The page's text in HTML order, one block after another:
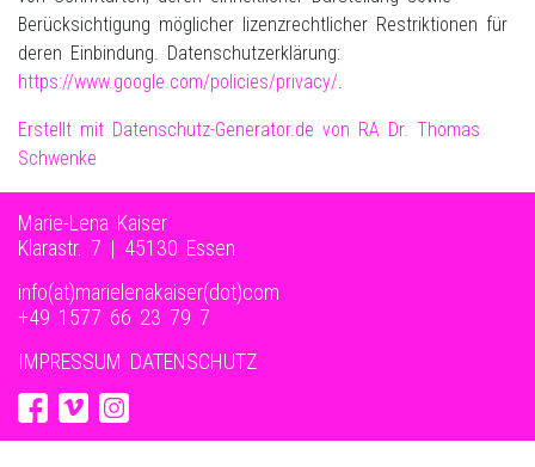
Berücksichtigung möglicher lizenzrechtlicher Restriktionen für
deren Einbindung. Datenschutzerklärung:
https://www.google.com/policies/privacy/.
Erstellt mit Datenschutz-Generator.de von RA Dr. Thomas
Schwenke
Marie-Lena Kaiser
Klarastr. 7 | 45130 Essen
info(at)marielenakaiser(dot)com
+49 1577 66 23 79 7‬
IMPRESSUM DATENSCHUTZ